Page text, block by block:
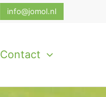
info@jomol.nl
Contact